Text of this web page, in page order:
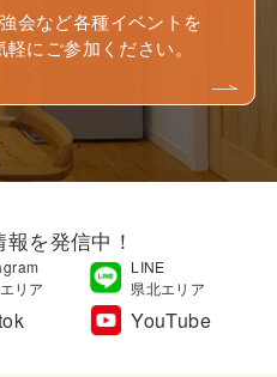
会など各種イベントを
にご参加ください。
を発信中！
リア
LINE
県北エリア
YouTube